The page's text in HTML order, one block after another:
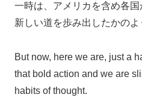
一時は、アメリカを含め各
新しい道を歩み出したかのよ
But now, here we are, just a
that bold action and we are
habits of thought.